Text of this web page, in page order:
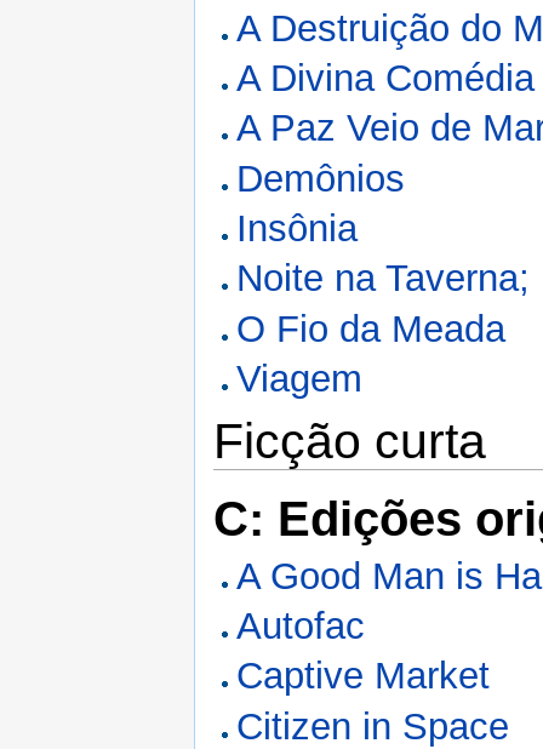
A Destruição do
A Divina Comédia
A Paz Veio de
Demônios
Insônia
Noite na
O Fio da Meada
Viagem
Ficção curta
C: Edições
A Good Man is
Autofac
Captive Market
Citizen in Space